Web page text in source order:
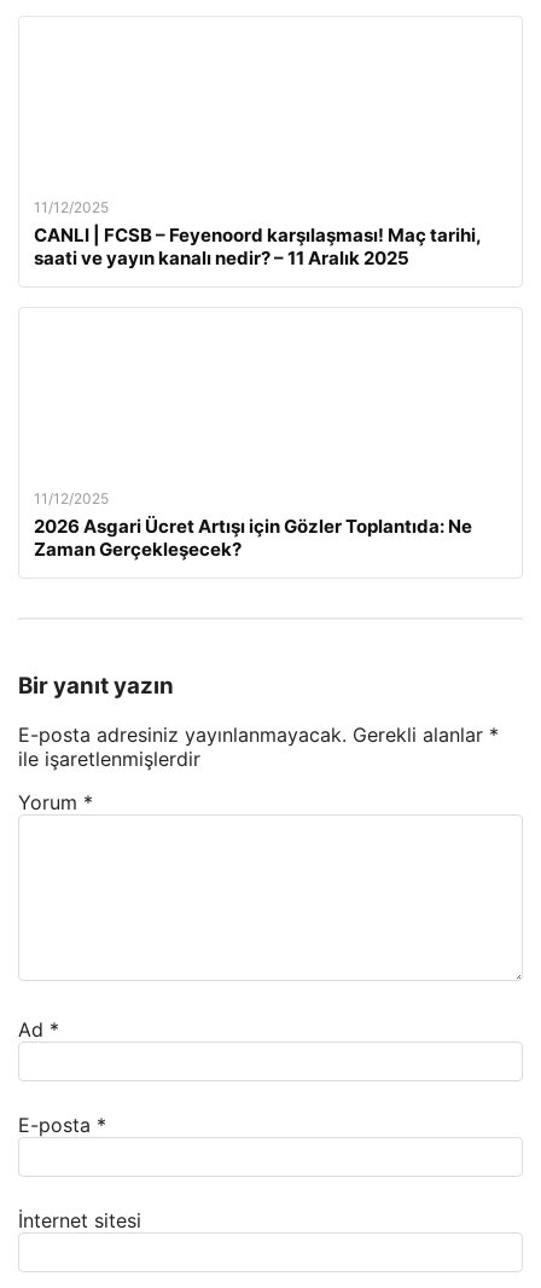
11/12/2025
CANLI | FCSB – Feyenoord karşılaşması! Maç tarihi,
saati ve yayın kanalı nedir? – 11 Aralık 2025
11/12/2025
2026 Asgari Ücret Artışı için Gözler Toplantıda: Ne
Zaman Gerçekleşecek?
Bir yanıt yazın
E-posta adresiniz yayınlanmayacak. Gerekli alanlar *
ile işaretlenmişlerdir
Yorum *
Ad *
E-posta *
İnternet sitesi